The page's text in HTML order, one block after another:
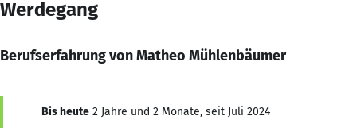
Werdegang
Berufserfahrung von Matheo Mühlenbäumer
Bis heute 2 Jahre und 2 Monate, seit Juli 2024